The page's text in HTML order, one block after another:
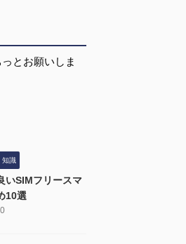
とお願いしま
知識
いSIMフリースマ
10選